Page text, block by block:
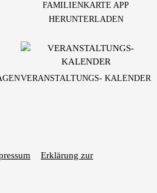
Erklärung zur
FAMILIENKARTE APP
HERUNTERLADEN
VERANSTALTUNGS- KALENDER